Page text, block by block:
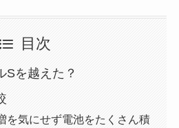
目次
Sを越えた？
を気にせず電池をたくさん積